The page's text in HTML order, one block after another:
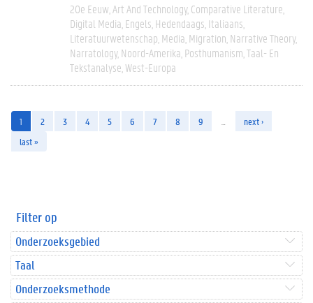
20e Eeuw Art And Technology Comparative Literature
Digital Media Engels Hedendaags Italiaans
Literatuurwetenschap Media Migration Narrative Theory
Narratology Noord-Amerika Posthumanism Taal- En
Tekstanalyse West-Europa
1 2 3 4 5 6 7 8 9
next ›
last »
Filter op
Onderzoeksgebied
Taal
Onderzoeksmethode